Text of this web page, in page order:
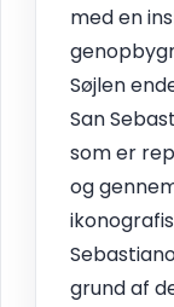
med en
Søjlen
San
som er
og
grund af